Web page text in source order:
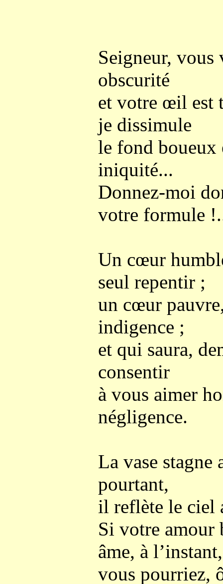
Seigneur,
obscurité
et votre œil est
je dissimule
le fond boueux
iniquité...
Donnez-moi
votre formule
Un cœur
seul repentir ;
un cœur
indigence ;
et qui saura,
consentir
à vous aimer
négligence.
La vase stagne
pourtant,
il reflète le ciel
Si votre amour
âme, à l’instant,
vous pourriez,